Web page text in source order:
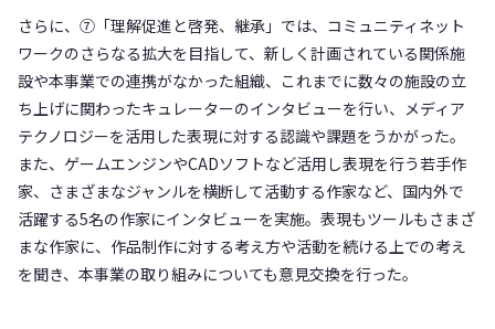
さらに、⑦「理解促進と啓発、継承」では、コミュニティネット
ワークのさらなる拡大を目指して、新しく計画されている関係施
設や本事業での連携がなかった組織、これまでに数々の施設の立
ち上げに関わったキュレーターのインタビューを行い、メディア
テクノロジーを活用した表現に対する認識や課題をうかがった。
また、ゲームエンジンやCADソフトなど活用し表現を行う若手作
家、さまざまなジャンルを横断して活動する作家など、国内外で
活躍する5名の作家にインタビューを実施。表現もツールもさまざ
まな作家に、作品制作に対する考え方や活動を続ける上での考え
を聞き、本事業の取り組みについても意見交換を行った。